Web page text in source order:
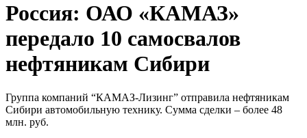
Россия: ОАО «КАМАЗ»
передало 10 самосвалов
нефтяникам Сибири
Группа компаний “КАМАЗ-Лизинг” отправила нефтяникам
Сибири автомобильную технику. Сумма сделки – более 48
млн. руб.